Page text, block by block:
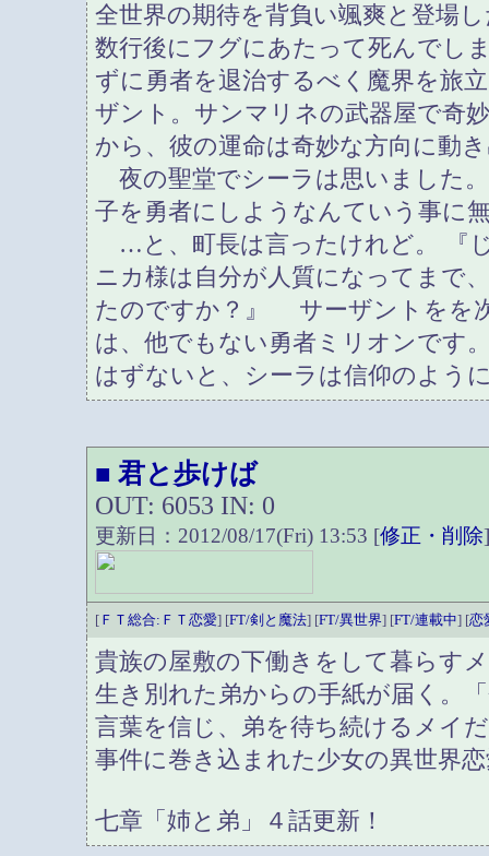
全世界の期待を背負い颯爽と登場
数行後にフグにあたって死んでし
ずに勇者を退治するべく魔界を旅
ザント。サンマリネの武器屋で奇
から、彼の運命は奇妙な方向に動
夜の聖堂でシーラは思いました
子を勇者にしようなんていう事に
…と、町長は言ったけれど。 『
ニカ様は自分が人質になってまで
たのですか？』 サーザントをを
は、他でもない勇者ミリオンです
はずないと、シーラは信仰のよう
■ 君と歩けば
OUT: 6053 IN: 0
更新日：2012/08/17(Fri) 13:53 [修正・削除
[ ＦＴ総合:ＦＴ恋愛] [FT/剣と魔法] [FT/異世界] [FT/連載中] [恋
貴族の屋敷の下働きをして暮らす
生き別れた弟からの手紙が届く。
言葉を信じ、弟を待ち続けるメイ
事件に巻き込まれた少女の異世界
七章「姉と弟」４話更新！